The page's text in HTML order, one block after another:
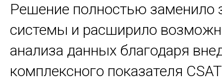
Решение полностью заменило
системы и расширило
анализа данных благодаря
комплексного показателя